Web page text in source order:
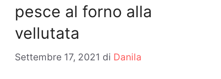
pesce al forno alla
vellutata
Settembre 17, 2021 di Danila